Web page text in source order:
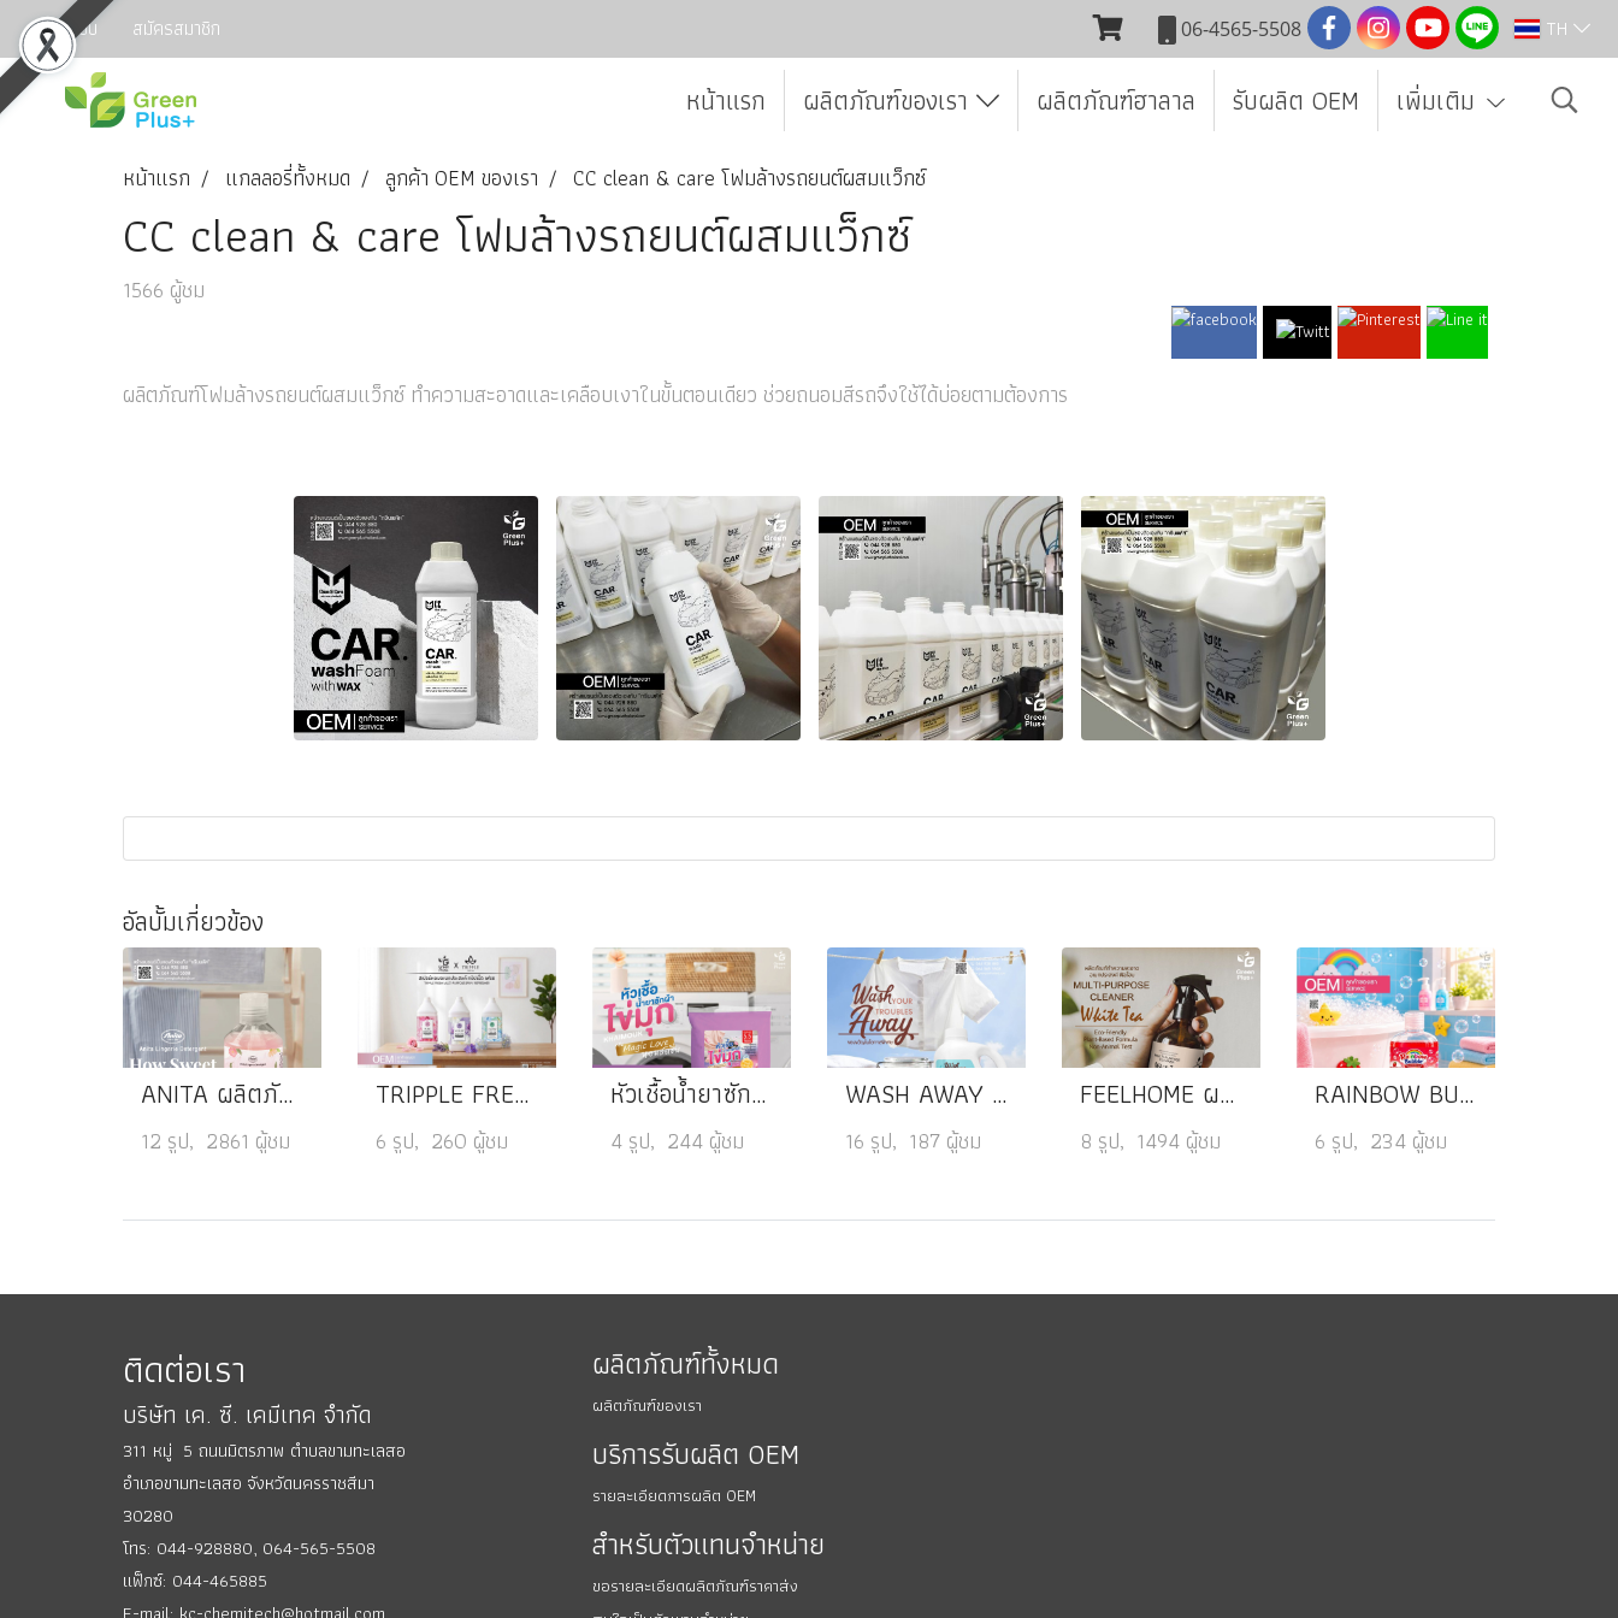
เข้าสู่ระบบ สมัครสมาชิก 06-4565-5508 TH
หน้าแรก ผลิตภัณฑ์ของเรา ผลิตภัณฑ์ฮาลาล รับผลิต OEM เพิ่มเติม
หน้าแรก แกลลอรี่ทั้งหมด ลูกค้า OEM ของเรา CC clean & care โฟมล้างรถยนต์ผสมแว็กซ์
CC clean & care โฟมล้างรถยนต์ผสมแว็กซ์
1566 ผู้ชม
ผลิตภัณฑ์โฟมล้างรถยนต์ผสมแว็กซ์ ทำความสะอาดและเคลือบเงาในขั้นตอนเดียว ช่วยถนอมสีรถจึงใช้ได้บ่อยตามต้องการ
อัลบั้มเกี่ยวข้อง
ANITA ผลิตภัณฑ์ซักชุดชั้นใน How Sweet
12 รูป, 2861 ผู้ชม
TRIPPLE FRESH สเปรย์หอมปรับอากาศ
6 รูป, 260 ผู้ชม
หัวเชื้อน้ำยาซักผ้า ไข่มุก
4 รูป, 244 ผู้ชม
WASH AWAY ผลิตภัณฑ์ซักผ้า
16 รูป, 187 ผู้ชม
FEELHOME ผลิตภัณฑ์ทำความสะอาดอเนกประสงค์ สูตรแพลนต์เบส
8 รูป, 1494 ผู้ชม
RAINBOW BUBBLE สบู่โฟมอาบน้ำสำหรับเด็ก
6 รูป, 234 ผู้ชม
ติดต่อเรา
บริษัท เค. ซี. เคมีเทค จำกัด
311 หมู่ 5 ถนนมิตรภาพ ตำบลขามทะเลสอ
อำเภอขามทะเลสอ จังหวัดนครราชสีมา
30280
โทร: 044-928880, 064-565-5508
แฟ็กซ์: 044-465885
ผลิตภัณฑ์ทั้งหมด
ผลิตภัณฑ์ของเรา
บริการรับผลิต OEM
รายละเอียดการผลิต OEM
สำหรับตัวแทนจำหน่าย
ขอรายละเอียดผลิตภัณฑ์ราคาส่ง